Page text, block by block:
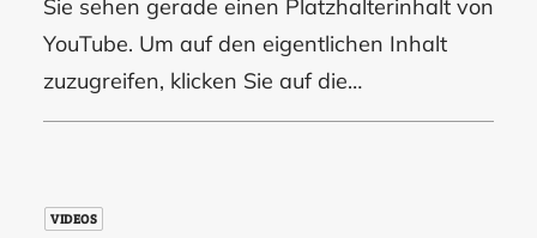
Sie sehen gerade einen Platzhalterinhalt von
YouTube. Um auf den eigentlichen Inhalt
zuzugreifen, klicken Sie auf die…
VIDEOS